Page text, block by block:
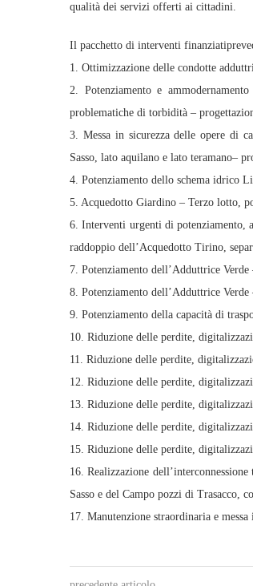
qualità dei servizi offerti ai cittadini.
Il pacchetto di interventi
1. Ottimizzazione delle condotte
2. Potenziamento e
problematiche di torbidità –
3. Messa in sicurezza delle opere di
Sasso, lato aquilano e lato teramano–
4. Potenziamento dello schema idrico
5. Acquedotto Giardino – Terzo lotto,
6. Interventi urgenti di potenziamento,
raddoppio dell’Acquedotto Tirino,
7. Potenziamento dell’Adduttrice
8. Potenziamento dell’Adduttrice
9. Potenziamento della capacità di
10. Riduzione delle perdite,
11. Riduzione delle perdite,
12. Riduzione delle perdite,
13. Riduzione delle perdite,
14. Riduzione delle perdite,
15. Riduzione delle perdite,
16. Realizzazione
Sasso e del Campo pozzi di Trasacco,
17. Manutenzione straordinaria e